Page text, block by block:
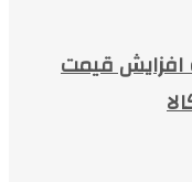
افزایش قیمت